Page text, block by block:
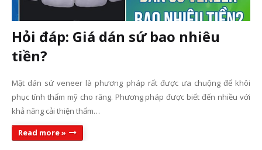
Hỏi đáp: Giá dán sứ bao nhiêu
tiền?
Mặt dán sứ veneer là phương pháp rất được ưa chuộng để khôi
phục tính thẩm mỹ cho răng. Phương pháp được biết đến nhiều với
khả năng cải thiện thẩm…
Read more »